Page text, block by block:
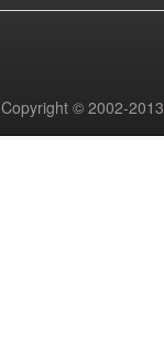
Copyright © 2002-2013